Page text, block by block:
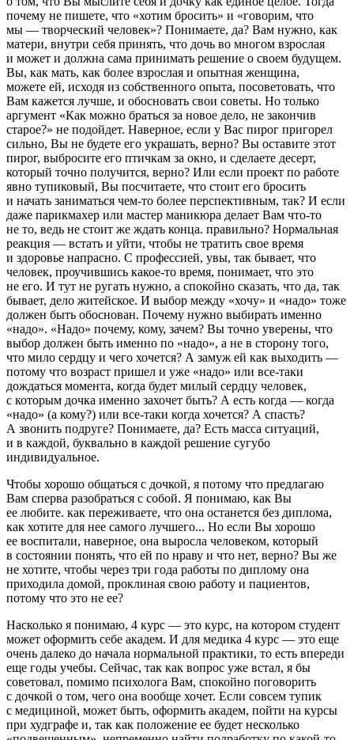
почему не пишете, что «хотим бросить» и «говорим, что
мы — творческий человек»? Понимаете, да? Вам нужно, как
матери, внутри себя принять, что дочь во многом взрослая
и может и должна сама принимать решение о своем будущем.
Вы, как мать, как более взрослая и опытная женщина,
можете ей, исходя из собственного опыта, посоветовать, что
Вам кажется лучше, и обосновать свои советы. Но только
аргумент «Как можно браться за новое дело, не закончив
старое?» не подойдет. Наверное, если у Вас пирог пригорел
сильно, Вы не будете его украшать, верно? Вы оставите этот
пирог, выбросите его птичкам за окно, и сделаете десерт,
который точно получится, верно? Или если проект по работе
явно тупиковый, Вы посчитаете, что стоит его бросить
и начать заниматься чем-то более перспективным, так? И если
даже парикмахер или мастер маникюра делает Вам что-то
не то, ведь не стоит же ждать конца. правильно? Нормальная
реакция — встать и уйти, чтобы не тратить свое время
и здоровье напрасно. С профессией, увы, так бывает, что
человек, проучившись какое-то время, понимает, что это
не его. И тут не ругать нужно, а спокойно сказать, что да, так
бывает, дело житейское. И выбор между «хочу» и «надо» тоже
должен быть обоснован. Почему нужно выбирать именно
«надо». «Надо» почему, кому, зачем? Вы точно уверены, что
выбор должен быть именно по «надо», а не в сторону того,
что мило сердцу и чего хочется? А замуж ей как выходить —
потому что возраст пришел и уже «надо» или все-таки
дождаться момента, когда будет милый сердцу человек,
с которым дочка именно захочет быть? А есть когда — когда
«надо» (а кому?) или все-таки когда хочется? А спасть?
А звонить подруге? Понимаете, да? Есть масса ситуаций,
и в каждой, буквально в каждой решение сугубо
индивидуальное.
Чтобы хорошо общаться с дочкой, я потому что предлагаю
Вам сперва разобраться с собой. Я понимаю, как Вы
ее любите. как переживаете, что она останется без диплома,
как хотите для нее самого лучшего... Но если Вы хорошо
ее воспитали, наверное, она выросла человеком, который
в состоянии понять, что ей по нраву и что нет, верно? Вы же
не хотите, чтобы через три года работы по диплому она
приходила домой, проклиная свою работу и пациентов,
потому что это не ее?
Насколько я понимаю, 4 курс — это курс, на котором студент
может оформить себе академ. И для медика 4 курс — это еще
очень далеко до начала нормальной практики, то есть впереди
еще годы учебы. Сейчас, так как вопрос уже встал, я бы
советовал, помимо психолога Вам, спокойно поговорить
с дочкой о том, чего она вообще хочет. Если совсем тупик
с медициной, может быть, оформить академ, пойти на курсы
при худграфе и, так как положение ее будет несколько